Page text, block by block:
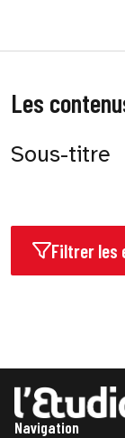
Les
Sous-titre
Filtrer les
Navigation